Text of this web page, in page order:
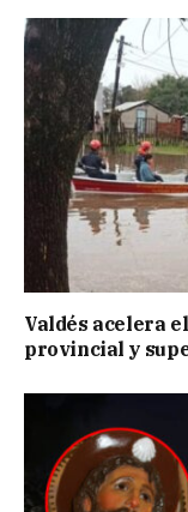
Valdés acelera
provincial y